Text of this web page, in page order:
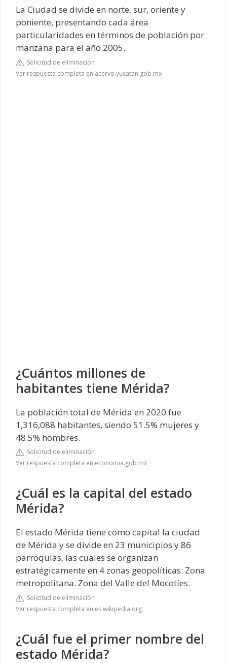
La Ciudad se divide en norte, sur, oriente y
poniente, presentando cada área
particularidades en términos de población por
manzana para el año 2005.
Solicitud de eliminación
Ver respuesta completa en acervo.yucatan.gob.mx
¿Cuántos millones de
habitantes tiene Mérida?
La población total de Mérida en 2020 fue
1,316,088 habitantes, siendo 51.5% mujeres y
48.5% hombres.
Solicitud de eliminación
Ver respuesta completa en economia.gob.mx
¿Cuál es la capital del estado
Mérida?
El estado Mérida tiene como capital la ciudad
de Mérida y se divide en 23 municipios y 86
parroquias,​ las cuales se organizan
estratégicamente en 4 zonas geopolíticas: Zona
metropolitana. Zona del Valle del Mocotíes.
Solicitud de eliminación
Ver respuesta completa en es.wikipedia.org
¿Cuál fue el primer nombre del
estado Mérida?